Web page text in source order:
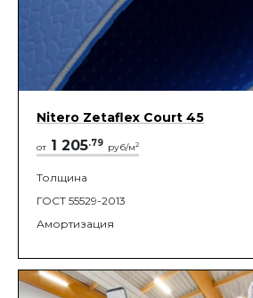
Nitero Zetaflex Court 45
от 1 205.79 руб/м2
Толщина
ГОСТ 55529-2013
Амортизация